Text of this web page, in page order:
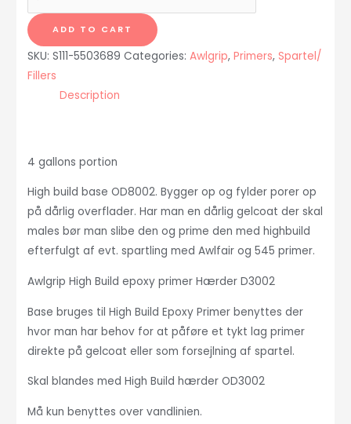
BUILD
OFF
WHITE
BASE
OD8002/4GLLT
ADD TO CART
SKU: S111-5503689 Categories: Awlgrip, Primers, Spartel/
Fillers
Description
4 gallons portion
High build base OD8002. Bygger op og fylder porer op
på dårlig overflader. Har man en dårlig gelcoat der skal
males bør man slibe den og prime den med highbuild
efterfulgt af evt. spartling med Awlfair og 545 primer.
Awlgrip High Build epoxy primer Hærder D3002
Base bruges til High Build Epoxy Primer benyttes der
hvor man har behov for at påføre et tykt lag primer
direkte på gelcoat eller som forsejlning af spartel.
Skal blandes med High Build hærder OD3002
Må kun benyttes over vandlinien.